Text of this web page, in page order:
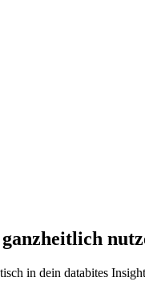
in dein databites